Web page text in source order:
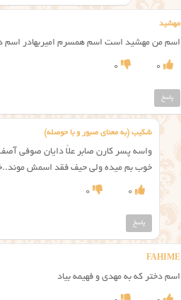
مهشید
اسم من مهشید است اسم همسرم امیربهادر اسم
0
0
پاسخ
شکیب (به معنای صبور و با حوصله)
واسه پسر کارن صابر علاُ دایان صوفی
خوب بم میده ولی حیف فقد اسمش
0
0
پاسخ
FAHIME
اسم دختر که به مهدی و فهیمه بیاد